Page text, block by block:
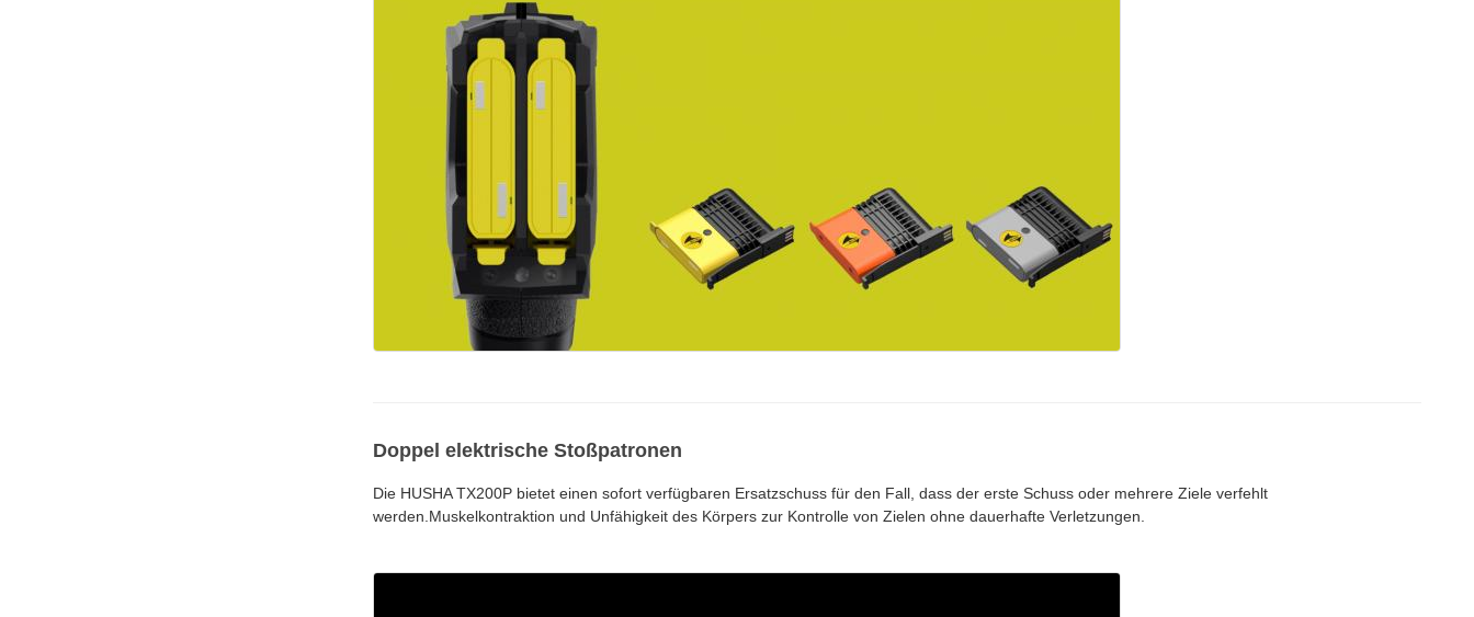
Doppel elektrische Stoßpatronen
Die HUSHA TX200P bietet einen sofort verfügbaren Ersatzschuss für den Fall, dass der erste Schuss oder mehrere Ziele verfehlt
werden.Muskelkontraktion und Unfähigkeit des Körpers zur Kontrolle von Zielen ohne dauerhafte Verletzungen.